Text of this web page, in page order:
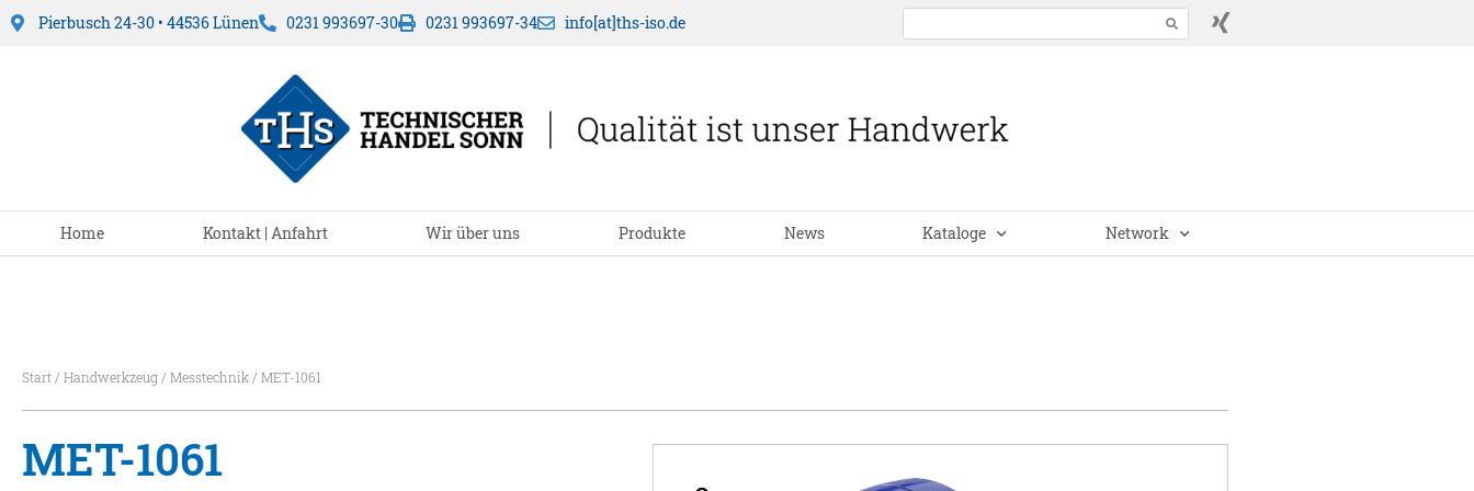
Pierbusch 24-30 • 44536 Lünen 0231 993697-30 0231 993697-34 info[at]ths-iso.de
Home Kontakt | Anfahrt Wir über uns Produkte News Kataloge Network
Start / Handwerkzeug / Messtechnik / MET-1061
MET-1061